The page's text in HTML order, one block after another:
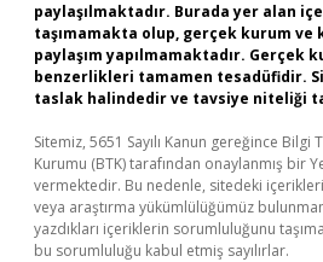
paylaşılmaktadır. Burada yer alan
taşımamakta olup, gerçek kurum ve
paylaşım yapılmamaktadır. Gerçek
benzerlikleri tamamen tesadüfidir.
taslak halindedir ve tavsiye niteliği
Sitemiz, 5651 Sayılı Kanun gereğince
Kurumu (BTK) tarafından onaylanmış bir
vermektedir. Bu nedenle, sitedeki
veya araştırma yükümlülüğümüz
yazdıkları içeriklerin sorumluluğunu
bu sorumluluğu kabul etmiş sayılırlar.